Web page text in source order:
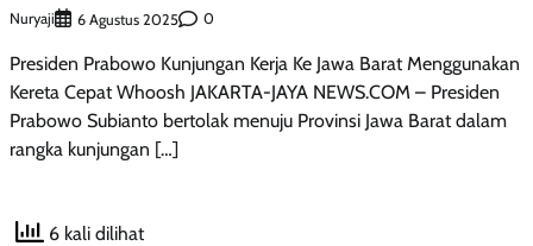
Nuryaji 6 Agustus 2025 0
Presiden Prabowo Kunjungan Kerja Ke Jawa Barat Menggunakan
Kereta Cepat Whoosh JAKARTA-JAYA NEWS.COM – Presiden
Prabowo Subianto bertolak menuju Provinsi Jawa Barat dalam
rangka kunjungan […]
6 kali dilihat